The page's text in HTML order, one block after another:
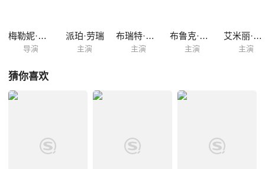
梅勒妮·梅隆
导演
派珀·劳瑞
主演
布瑞特·迪尔
主演
布鲁克·亚当斯
主演
艾米丽·芭尔多尼
主演
猜你喜欢